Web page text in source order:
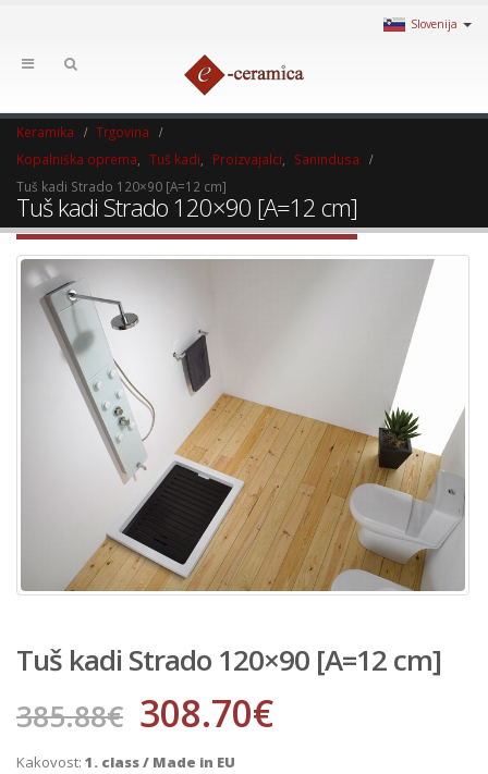
Slovenija
Keramika
Trgovina
Kopalniška oprema
Tuš kadi Proizvajalci
Sanindusa
Tuš kadi Strado 120×90 [A=12 cm]
Tuš kadi Strado 120×90 [A=12 cm]
Tuš kadi Strado 120×90 [A=12 cm]
385.88€ 308.70€
Kakovost: 1. class / Made in EU